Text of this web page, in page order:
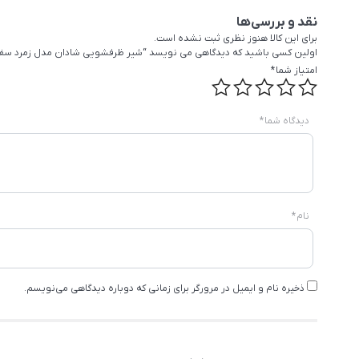
نقد و بررسی‌ها
برای این کالا هنوز نظری ثبت نشده است.
اولین کسی باشید که دیدگاهی می نویسد “شیر ظرفشویی شادان مدل زمرد
امتیاز شما*
دیدگاه شما*
نام*
ذخیره نام و ایمیل در مرورگر برای زمانی که دوباره دیدگاهی می‌نویسم.